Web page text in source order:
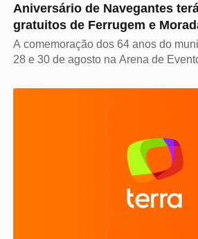
Aniversário de Navegantes
gratuitos de Ferrugem e
A comemoração dos 64 anos do
28 e 30 de agosto na Arena de